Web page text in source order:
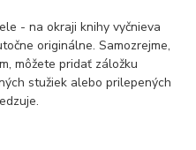
- na okraji knihy vyčnieva
originálne. Samozrejme,
môžete pridať záložku
stužiek alebo prilepených